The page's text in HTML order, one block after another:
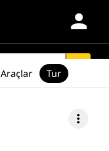
person
more_vert
Araçlar Tur